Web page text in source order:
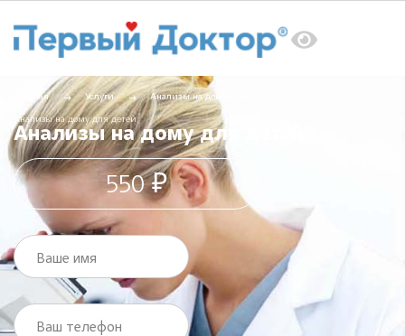
Главная Услуги Анализы на дому
Анализы на дому для детей
Анализы на дому для детей
550 ₽
Ваше имя
Ваш телефон